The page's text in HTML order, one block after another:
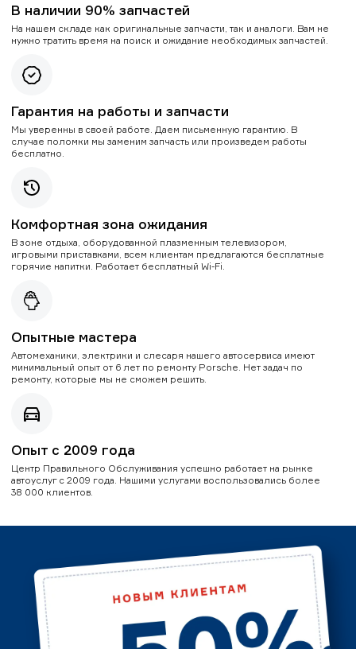
В наличии 90% запчастей
На нашем складе как оригинальные запчасти, так и аналоги. Вам не
нужно тратить время на поиск и ожидание необходимых запчастей.
Гарантия на работы и запчасти
Мы уверенны в своей работе. Даем письменную гарантию. В
случае поломки мы заменим запчасть или произведем работы
бесплатно.
Комфортная зона ожидания
В зоне отдыха, оборудованной плазменным телевизором,
игровыми приставками, всем клиентам предлагаются бесплатные
горячие напитки. Работает бесплатный Wi-Fi.
Опытные мастера
Автомеханики, электрики и слесаря нашего автосервиса имеют
минимальный опыт от 6 лет по ремонту Porsche. Нет задач по
ремонту, которые мы не сможем решить.
Опыт с 2009 года
Центр Правильного Обслуживания успешно работает на рынке
автоуслуг с 2009 года. Нашими услугами воспользовались более
38 000 клиентов.